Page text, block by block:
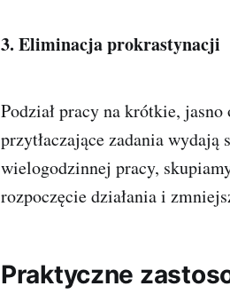
3. Eliminacja prokrastynacji
Podział pracy na krótkie,
przytłaczające zadania
wielogodzinnej pracy,
rozpoczęcie działania i
Praktyczne